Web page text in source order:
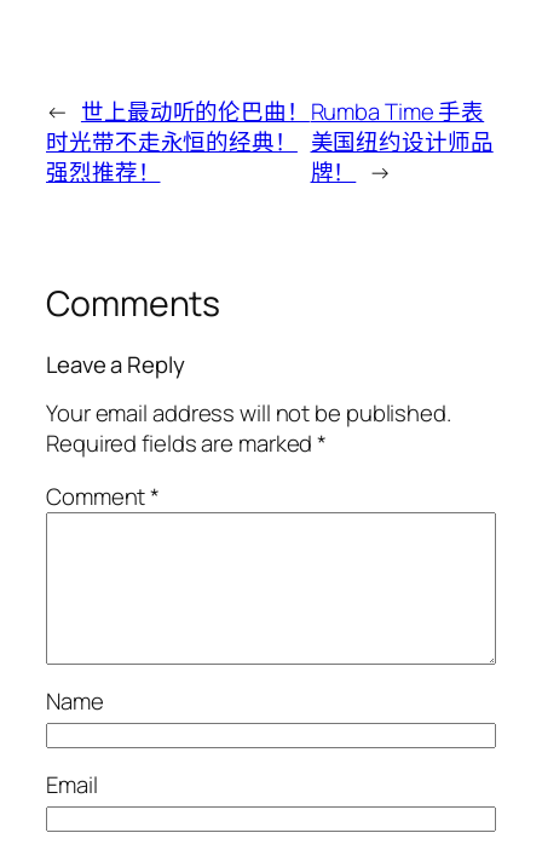
← 世上最动听的伦巴曲！
时光带不走永恒的经典！
强烈推荐！
Rumba Time 手表
美国纽约设计师品
牌！
→
Comments
Leave a Reply
Your email address will not be published.
Required fields are marked*
Comment*
Name
Email